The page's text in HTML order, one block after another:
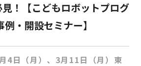
！【こどもロボットプログ
・開設セミナー】
4日（月）、3月11日（月）東